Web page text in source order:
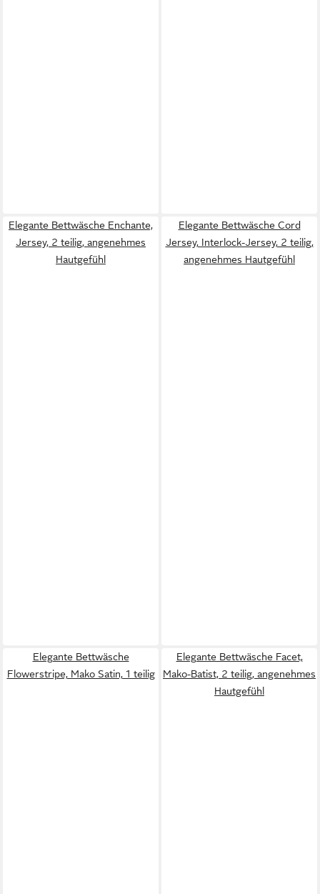
Elegante Bettwäsche Enchante,
Jersey, 2 teilig, angenehmes
Hautgefühl
Elegante Bettwäsche Cord
Jersey, Interlock-Jersey, 2 teilig,
angenehmes Hautgefühl
Elegante Bettwäsche
Flowerstripe, Mako Satin, 1 teilig
Elegante Bettwäsche Facet,
Mako-Batist, 2 teilig, angenehmes
Hautgefühl